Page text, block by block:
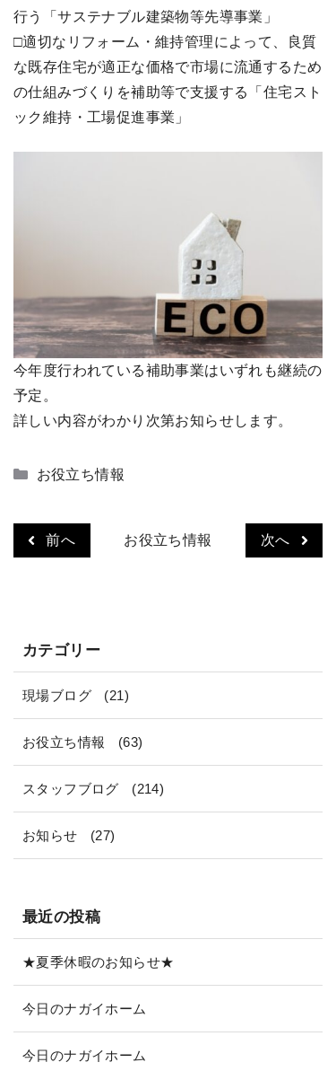
行う「サステナブル建築物等先導事業」
□適切なリフォーム・維持管理によって、良質
な既存住宅が適正な価格で市場に流通するため
の仕組みづくりを補助等で支援する「住宅スト
ック維持・工場促進事業」
今年度行われている補助事業はいずれも継続の
予定。
詳しい内容がわかり次第お知らせします。
カ
リ
ー
お役立ち情報
前へ お役立ち情報 次へ
カテゴリー
現場ブログ (21)
お役立ち情報 (63)
スタッフブログ (214)
お知らせ (27)
最近の投稿
★夏季休暇のお知らせ★
今日のナガイホーム
今日のナガイホーム